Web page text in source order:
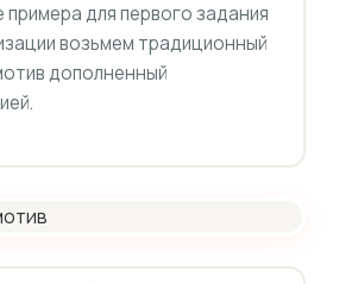
примера для первого задания
возьмем традиционный
дополненный